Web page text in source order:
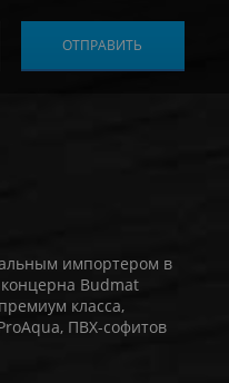
импортером в
Budmat
класса,
ПВХ-софитов